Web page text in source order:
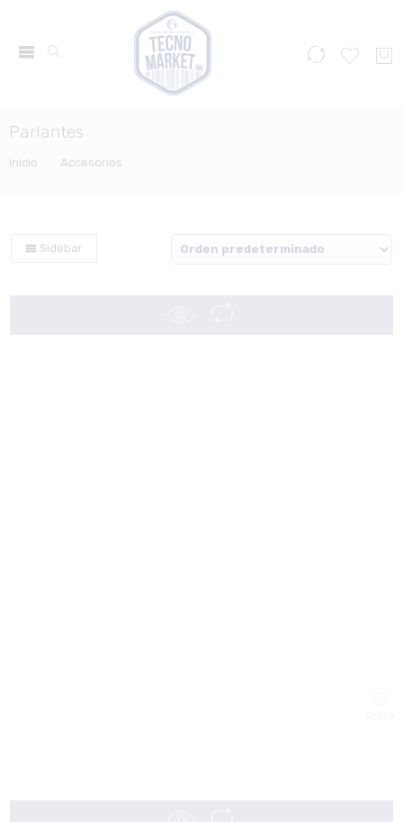
Parlantes
Inicio Accesorios
Sidebar